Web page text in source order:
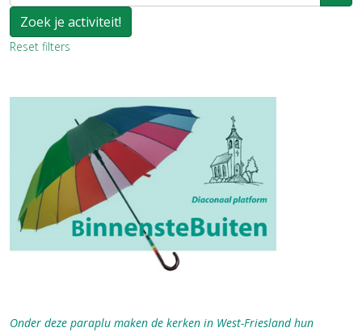
Reset filters
Onder deze paraplu maken de kerken in West-Friesland hun